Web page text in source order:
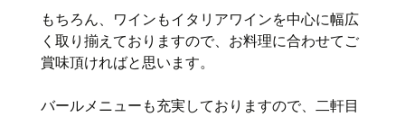
もちろん、ワインもイタリアワインを中心に幅広
く取り揃えておりますので、お料理に合わせてご
賞味頂ければと思います。
バールメニューも充実しておりますので、二軒目